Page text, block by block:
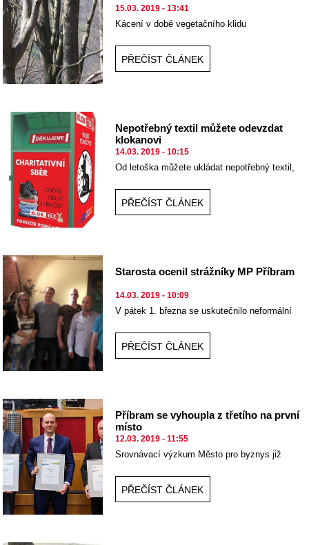
15.03. 2019 - 13:41
Kácení v době vegetačního klidu
PŘEČÍST ČLÁNEK
Nepotřebný textil můžete odevzdat
klokanovi
14.03. 2019 - 10:15
Od letoška můžete ukládat nepotřebný textil,
klokana.
PŘEČÍST ČLÁNEK
Starosta ocenil strážníky MP Příbram
14.03. 2019 - 10:09
V pátek 1. března se uskutečnilo neformální
PŘEČÍST ČLÁNEK
Příbram se vyhoupla z třetího na první
místo
12.03. 2019 - 11:55
Srovnávací výzkum Město pro byznys již
potenciál měst a obcí v České republice.
PŘEČÍST ČLÁNEK